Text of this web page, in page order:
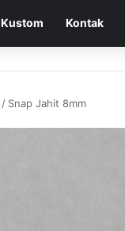
Kustom Kontak
/ Snap Jahit 8mm